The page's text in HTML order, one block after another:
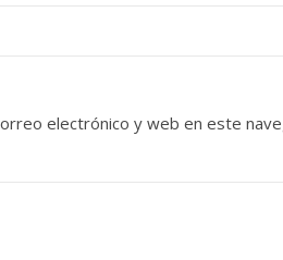
electrónico y web en este